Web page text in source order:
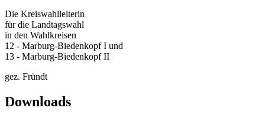
Die Kreiswahlleiterin
für die Landtagswahl
in den Wahlkreisen
12 - Marburg-Biedenkopf I und
13 - Marburg-Biedenkopf II
gez. Fründt
Downloads